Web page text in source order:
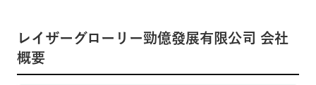
レイザーグローリー勁億發展有限公司 会社
概要